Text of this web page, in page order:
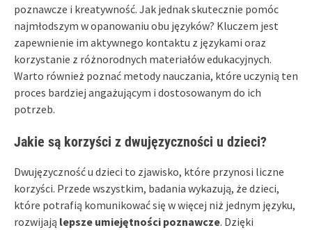
poznawcze i kreatywność. Jak jednak skutecznie pomóc
najmłodszym w opanowaniu obu języków? Kluczem jest
zapewnienie im aktywnego kontaktu z językami oraz
korzystanie z różnorodnych materiałów edukacyjnych.
Warto również poznać metody nauczania, które uczynią ten
proces bardziej angażującym i dostosowanym do ich
potrzeb.
Jakie są korzyści z dwujęzyczności u dzieci?
Dwujęzyczność u dzieci to zjawisko, które przynosi liczne
korzyści. Przede wszystkim, badania wykazują, że dzieci,
które potrafią komunikować się w więcej niż jednym języku,
rozwijają lepsze umiejętności poznawcze. Dzięki